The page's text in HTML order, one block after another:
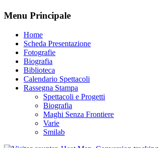
Menu Principale
Home
Scheda Presentazione
Fotografie
Biografia
Biblioteca
Calendario Spettacoli
Rassegna Stampa
Spettacoli e Progetti
Biografia
Maghi Senza Frontiere
Varie
Smilab